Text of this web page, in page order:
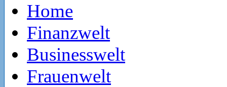
Home
Finanzwelt
Businesswelt
Frauenwelt